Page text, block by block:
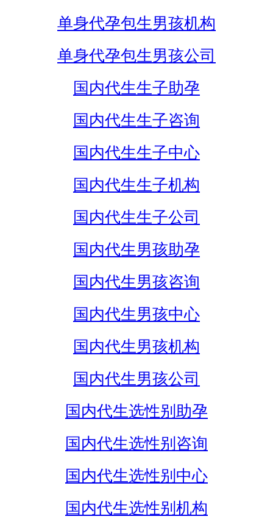
单身代孕包生男孩机构
单身代孕包生男孩公司
国内代生生子助孕
国内代生生子咨询
国内代生生子中心
国内代生生子机构
国内代生生子公司
国内代生男孩助孕
国内代生男孩咨询
国内代生男孩中心
国内代生男孩机构
国内代生男孩公司
国内代生选性别助孕
国内代生选性别咨询
国内代生选性别中心
国内代生选性别机构